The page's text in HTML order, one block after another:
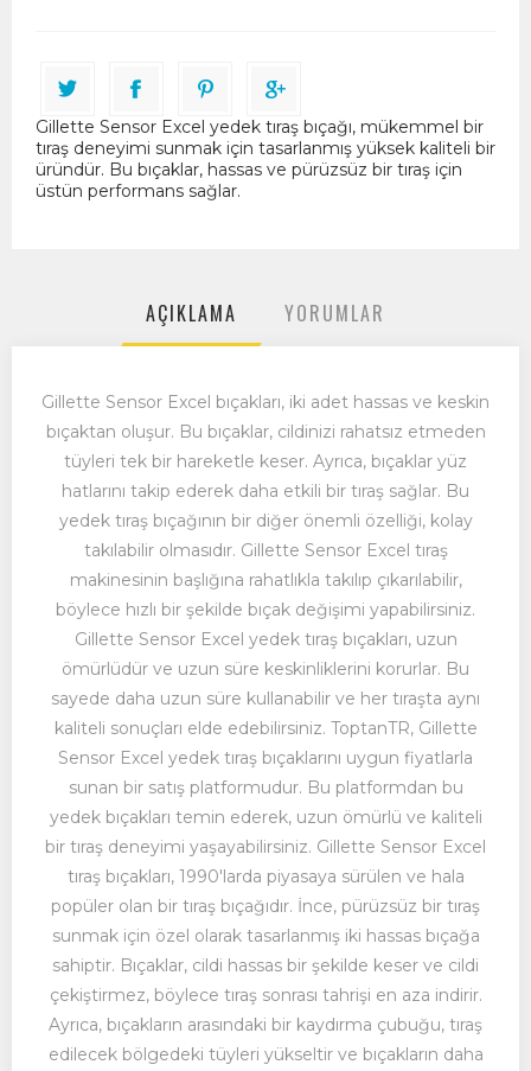
Gillette Sensor Excel yedek tıraş bıçağı, mükemmel bir
tıraş deneyimi sunmak için tasarlanmış yüksek kaliteli bir
üründür. Bu bıçaklar, hassas ve pürüzsüz bir tıraş için
üstün performans sağlar.
AÇIKLAMA YORUMLAR
Gillette Sensor Excel bıçakları, iki adet hassas ve keskin
bıçaktan oluşur. Bu bıçaklar, cildinizi rahatsız etmeden
tüyleri tek bir hareketle keser. Ayrıca, bıçaklar yüz
hatlarını takip ederek daha etkili bir tıraş sağlar. Bu
yedek tıraş bıçağının bir diğer önemli özelliği, kolay
takılabilir olmasıdır. Gillette Sensor Excel tıraş
makinesinin başlığına rahatlıkla takılıp çıkarılabilir,
böylece hızlı bir şekilde bıçak değişimi yapabilirsiniz.
Gillette Sensor Excel yedek tıraş bıçakları, uzun
ömürlüdür ve uzun süre keskinliklerini korurlar. Bu
sayede daha uzun süre kullanabilir ve her tıraşta aynı
kaliteli sonuçları elde edebilirsiniz. ToptanTR, Gillette
Sensor Excel yedek tıraş bıçaklarını uygun fiyatlarla
sunan bir satış platformudur. Bu platformdan bu
yedek bıçakları temin ederek, uzun ömürlü ve kaliteli
bir tıraş deneyimi yaşayabilirsiniz. Gillette Sensor Excel
tıraş bıçakları, 1990'larda piyasaya sürülen ve hala
popüler olan bir tıraş bıçağıdır. İnce, pürüzsüz bir tıraş
sunmak için özel olarak tasarlanmış iki hassas bıçağa
sahiptir. Bıçaklar, cildi hassas bir şekilde keser ve cildi
çekiştirmez, böylece tıraş sonrası tahrişi en aza indirir.
Ayrıca, bıçakların arasındaki bir kaydırma çubuğu, tıraş
edilecek bölgedeki tüyleri yükseltir ve bıçakların daha